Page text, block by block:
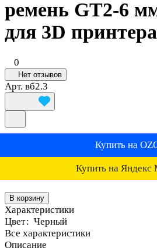
ремень GT2-6
для 3D принтера
0
Нет отзывов
Арт. вб2.3
Купить на
Купить на Яндекс
В корзину
Характеристики
Цвет: Черный
Все характеристики
Описание